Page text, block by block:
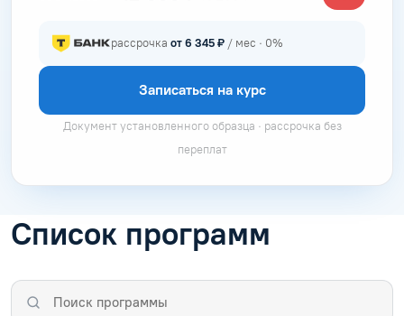
рассрочка от 6 345 ₽ / мес · 0%
Записаться на курс
Документ установленного образца · рассрочка без
переплат
Список программ